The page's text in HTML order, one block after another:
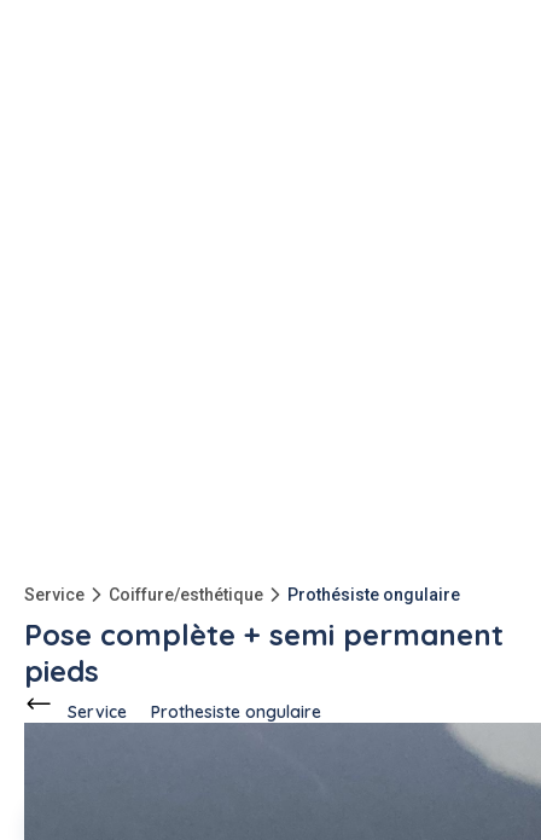
Service Coiffure/esthétique Prothésiste ongulaire
Pose complète + semi permanent
pieds
Service Prothesiste ongulaire
L'Isle-sur-la-Sorgue (84800)